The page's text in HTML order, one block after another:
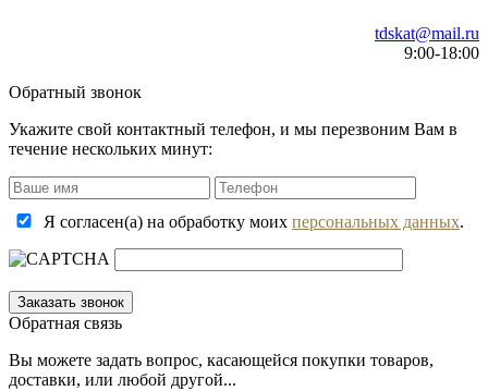
tdskat@mail.ru
9:00-18:00
Обратный звонок
Укажите свой контактный телефон, и мы перезвоним Вам в
течение нескольких минут:
Я согласен(а) на обработку моих персональных данных.
Обратная связь
Вы можете задать вопрос, касающейся покупки товаров,
доставки, или любой другой...